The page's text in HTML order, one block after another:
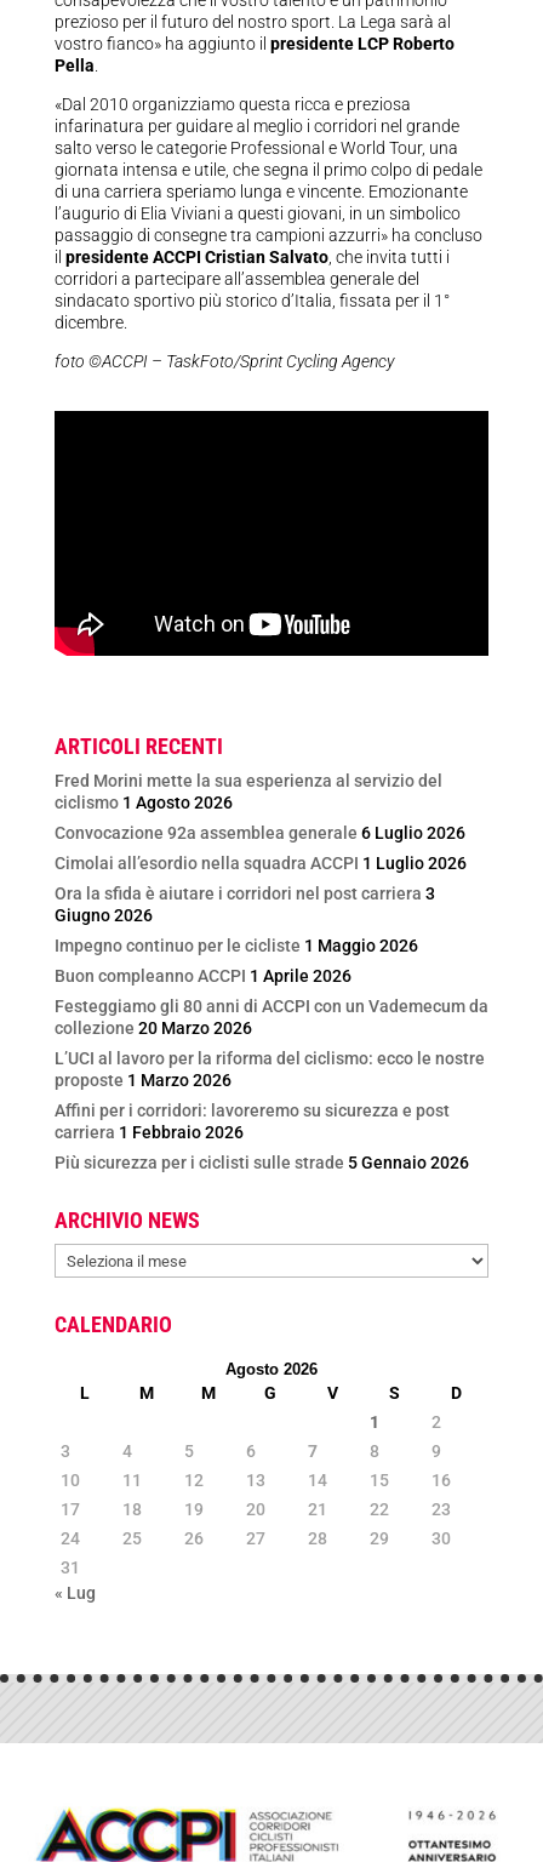
prezioso per il futuro del nostro sport. La Lega sarà al
vostro fianco» ha aggiunto il presidente LCP Roberto
Pella
«Dal 2010 organizziamo questa ricca e preziosa
infarinatura per guidare al meglio i corridori nel grande
salto verso le categorie Professional e World Tour, una
giornata intensa e utile, che segna il primo colpo di pedale
di una carriera speriamo lunga e vincente. Emozionante
l’augurio di Elia Viviani a questi giovani, in un simbolico
passaggio di consegne tra campioni azzurri» ha concluso
il presidente ACCPI Cristian Salvato, che invita tutti i
corridori a partecipare all’assemblea generale del
sindacato sportivo più storico d’Italia, fissata per il 1°
dicembre.
foto ©ACCPI – TaskFoto/Sprint Cycling Agency
ARTICOLI RECENTI
Fred Morini mette la sua esperienza al servizio del
ciclismo 1 Agosto 2026
Convocazione 92a assemblea generale 6 Luglio 2026
Cimolai all’esordio nella squadra ACCPI 1 Luglio 2026
Ora la sfida è aiutare i corridori nel post carriera 3
Giugno 2026
Impegno continuo per le cicliste 1 Maggio 2026
Buon compleanno ACCPI 1 Aprile 2026
Festeggiamo gli 80 anni di ACCPI con un Vademecum da
collezione 20 Marzo 2026
L’UCI al lavoro per la riforma del ciclismo: ecco le nostre
proposte 1 Marzo 2026
Affini per i corridori: lavoreremo su sicurezza e post
carriera 1 Febbraio 2026
Più sicurezza per i ciclisti sulle strade 5 Gennaio 2026
ARCHIVIO NEWS
ARCHIVIO
NEWS
CALENDARIO
Agosto 2026
L M M G V S
D
1
2
3
4 5 6 7 8
9
10
11 12 13 14 15
16
17
18 19 20 21 22
23
24
25 26 27 28 29
30
31
« Lug